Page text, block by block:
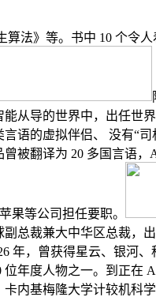
》等。书中 10 个令人
从导的世界中，出任世
的虚拟伴侣、 没有“
被翻译为 20 多国言语
果等公司担任要职。
总裁兼大中华区总裁，
年，曾获得星云、银河
年度人物之一。到正
内基梅隆大学计较机科学